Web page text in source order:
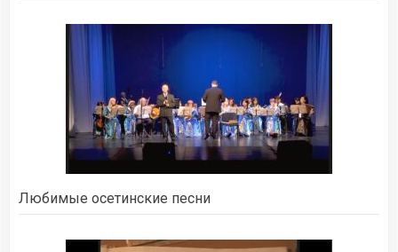
Любимые осетинские песни